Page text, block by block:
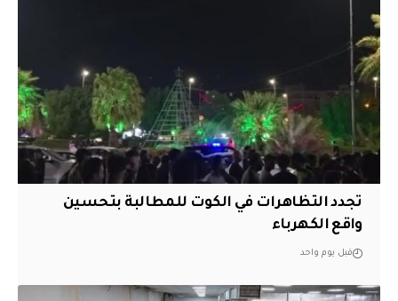
تجدد التظاهرات في الكوت للمطالبة بتحسين
واقع الكهرباء
قبل يوم واحد